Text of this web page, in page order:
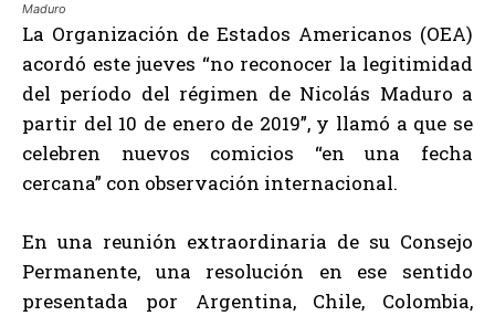
Maduro
La Organización de Estados Americanos (OEA)
acordó este jueves “no reconocer la legitimidad
del período del régimen de Nicolás Maduro a
partir del 10 de enero de 2019”, y llamó a que se
celebren nuevos comicios “en una fecha
cercana” con observación internacional.
En una reunión extraordinaria de su Consejo
Permanente, una resolución en ese sentido
presentada por Argentina, Chile, Colombia,